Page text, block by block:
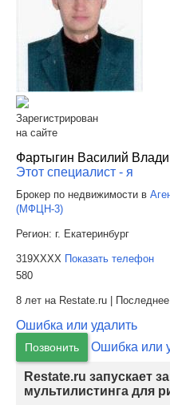
Зарегистрирован
на сайте
Фартыгин Василий
Этот специалист - я
Брокер по недвижимости в
(МФЦН-3)
Регион: г. Екатеринбург
319XXXX Показать телефон
580
8 лет на Restate.ru |
Ошибка или удалить
Позвонить Ошибка или
Restate.ru запускает
мультилистинга для